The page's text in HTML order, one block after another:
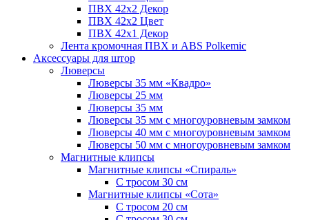
ПВХ 42x2 Декор
ПВХ 42x2 Цвет
ПВХ 42x1 Декор
Лента кромочная ПВХ и ABS Polkemic
Аксессуары для штор
Люверсы
Люверсы 35 мм «Квадро»
Люверсы 25 мм
Люверсы 35 мм
Люверсы 35 мм с многоуровневым замком
Люверсы 40 мм с многоуровневым замком
Люверсы 50 мм с многоуровневым замком
Магнитные клипсы
Магнитные клипсы «Спираль»
С тросом 30 см
Магнитные клипсы «Сота»
С тросом 20 см